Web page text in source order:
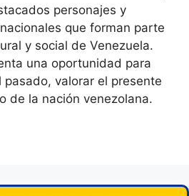
personajes y
que forman parte
y social de Venezuela.
una oportunidad para
valorar el presente
de la nación venezolana.